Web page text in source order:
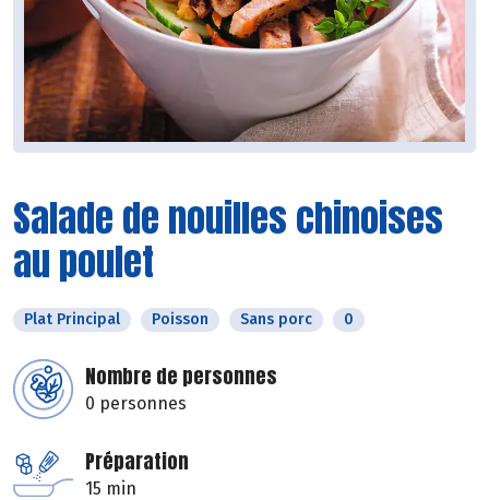
Salade de nouilles chinoises
au poulet
Plat Principal Poisson Sans porc 0
Nombre de personnes
0 personnes
Préparation
15 min